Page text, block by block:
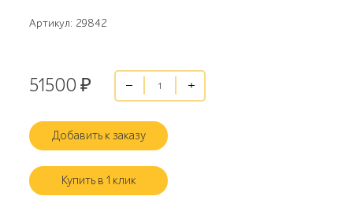
Артикул: 29842
51500 ₽
Добавить к заказу
Купить в 1 клик